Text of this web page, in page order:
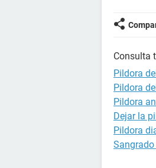
Consulta
Pildora
Pildora
Pildora
Dejar la
Pildora